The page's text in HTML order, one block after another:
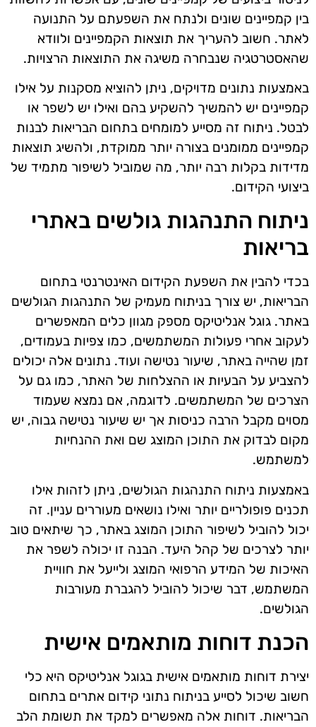
בין קמפיינים שונים ולנתח את השפעתם על התנועה
לאתר. חשוב להעריך את תוצאות הקמפיינים ולוודא
שהאסטרטגיה שנבחרה משיגה את התוצאות הרצויות.
באמצעות נתונים מדויקים, ניתן להוציא מסקנות על אילו
קמפיינים יש להמשיך להשקיע בהם ואילו יש לשפר או
לבטל. ניתוח זה מסייע למומחים בתחום הבריאות לבנות
קמפיינים ממומנים בצורה יותר ממוקדת, ולהשיג תוצאות
מדידות בקלות רבה יותר, מה שמוביל לשיפור מתמיד של
ביצועי הקידום.
ניתוח התנהגות גולשים באתרי
בריאות
בכדי להבין את השפעת הקידום האינטרנטי בתחום
הבריאות, יש צורך בניתוח מעמיק של התנהגות הגולשים
באתר. גוגל אנליטיקס מספק מגוון כלים המאפשרים
לעקוב אחרי פעולות המשתמשים, כמו צפיות בעמודים,
זמן שהייה באתר, שיעור נטישה ועוד. נתונים אלה יכולים
להצביע על הבעיות או ההצלחות של האתר, כמו גם על
הצרכים של המשתמשים. לדוגמה, אם נמצא שעמוד
מסוים מקבל הרבה כניסות אך יש שיעור נטישה גבוה, יש
מקום לבדוק את התוכן המוצג שם ואת ההנחיות
למשתמש.
באמצעות ניתוח התנהגות הגולשים, ניתן לזהות אילו
תכנים פופולריים יותר ואילו נושאים מעוררים עניין. זה
יכול להוביל לשיפור התוכן המוצג באתר, כך שיתאים טוב
יותר לצרכים של קהל היעד. הבנה זו יכולה לשפר את
האיכות של המידע הרפואי המוצג ולייעל את חוויית
המשתמש, דבר שיכול להוביל להגברת מעורבות
הגולשים.
הכנת דוחות מותאמים אישית
יצירת דוחות מותאמים אישית בגוגל אנליטיקס היא כלי
חשוב שיכול לסייע בניתוח נתוני קידום אתרים בתחום
הבריאות. דוחות אלה מאפשרים למקד את תשומת הלב